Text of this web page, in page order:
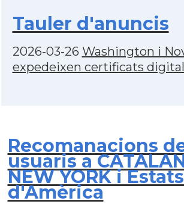
Tauler d'anuncis
2026-03-26 Washington i
expedeixen certificats
Recomanacions
usuaris a
NEW YORK i
d'Amèrica